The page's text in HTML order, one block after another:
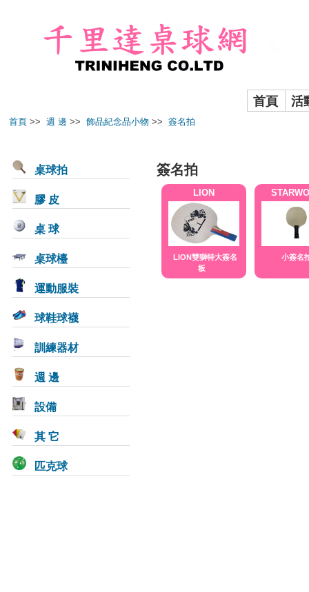
首頁 活
首頁 >> 週 邊 >> 飾品紀念品小物 >> 簽名拍
桌球拍
膠 皮
桌 球
桌球檯
運動服裝
球鞋球襪
訓練器材
週 邊
設備
其 它
匹克球
簽名拍
LION
LION雙獅特大簽名
板
小簽名